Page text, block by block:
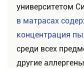
университетом
в матрасах
концентрация
среди всех
другие